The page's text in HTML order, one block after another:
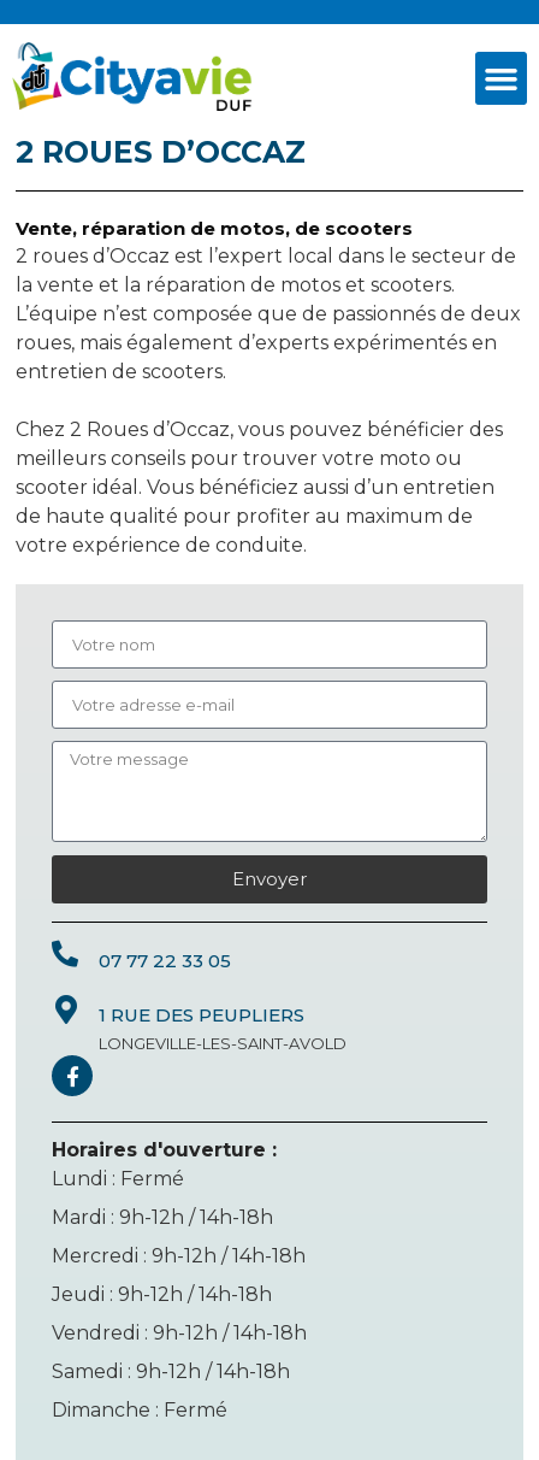
2 ROUES D’OCCAZ
Vente, réparation de motos, de scooters
2 roues d’Occaz est l’expert local dans le secteur de
la vente et la réparation de motos et scooters.
L’équipe n’est composée que de passionnés de deux
roues, mais également d’experts expérimentés en
entretien de scooters.
Chez 2 Roues d’Occaz, vous pouvez bénéficier des
meilleurs conseils pour trouver votre moto ou
scooter idéal. Vous bénéficiez aussi d’un entretien
de haute qualité pour profiter au maximum de
votre expérience de conduite.
Envoyer
07 77 22 33 05
1 RUE DES PEUPLIERS
LONGEVILLE-LES-SAINT-AVOLD
Horaires d'ouverture :
Lundi : Fermé
Mardi : 9h-12h / 14h-18h
Mercredi : 9h-12h / 14h-18h
Jeudi : 9h-12h / 14h-18h
Vendredi : 9h-12h / 14h-18h
Samedi : 9h-12h / 14h-18h
Dimanche : Fermé